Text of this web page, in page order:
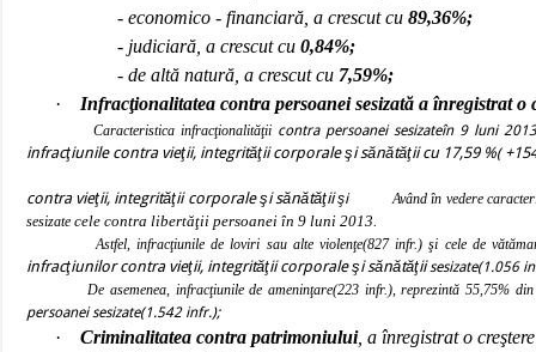
- economico - financiară, a crescut cu89,36%;
- judiciară, a crescut cu0,84%;
- de altă natură, a crescut cu 7,59%;
·
Infracţionalitatea contra persoanei sesizată a înregistrat o
Caracteristica infracţionalităţii contra persoanei sesizateîn 9 luni
infracţiunile contra vieţii, integrităţii corporale şi sănătăţii cu 17,59 %(
contra vieţii, integrităţii corporale şi sănătăţiişi Având în vedere
sesizatecele contra libertăţii persoanei în 9 luni 2013.
Astfel, infracţiunile de loviri sau alte violenţe(827 infr.) şi cele de vătămare
infracţiunilor contra vieţii, integrităţii corporale şi sănătăţiisesizate(1.056
De asemenea, infracţiunile de ameninţare(223 infr.), reprezintă 55,75%
persoaneisesizate(1.542 infr.);
· Criminalitateacontra patrimoniului, a înregistrat ocreştere